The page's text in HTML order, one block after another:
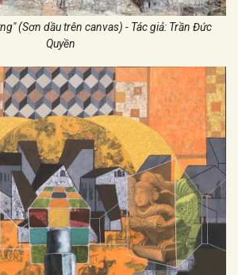
(Sơn dầu trên canvas) - Tác giả: Trần Đức
Quyền